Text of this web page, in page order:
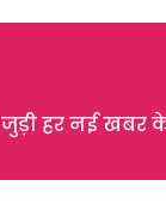
हर नई खबर